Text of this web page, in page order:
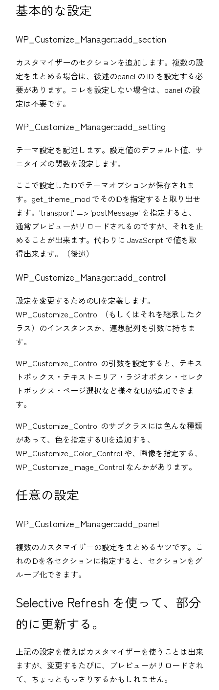
基本的な設定
WP_Customize_Manager::add_section
カスタマイザーのセクションを追加します。複数の設
定をまとめる場合は、後述のpanel の ID を設定する必
要があります。コレを設定しない場合は、panel の設
定は不要です。
WP_Customize_Manager::add_setting
テーマ設定を記述します。設定値のデフォルト値、サ
ニタイズの関数を設定します。
ここで設定したIDでテーマオプションが保存されま
す。get_theme_mod でそのIDを指定すると取り出せ
ます。'transport' => 'postMessage' を指定すると、
通常プレビューがリロードされるのですが、それを止
めることが出来ます。代わりに JavaScript で値を取
得出来ます。（後述）
WP_Customize_Manager::add_controll
設定を変更するためのUIを定義します。
WP_Customize_Control （もしくはそれを継承したク
ラス）のインスタンスか、連想配列を引数に持ちま
す。
WP_Customize_Control の引数を設定すると、テキス
トボックス・テキストエリア・ラジオボタン・セレク
トボックス・ページ選択など様々なUIが追加できま
す。
WP_Customize_Control のサブクラスには色んな種類
があって、色を指定するUIを追加する、
WP_Customize_Color_Control や、画像を指定する、
WP_Customize_Image_Control なんかがあります。
任意の設定
WP_Customize_Manager::add_panel
複数のカスタマイザーの設定をまとめるヤツです。こ
れのIDを各セクションに指定すると、セクションをグ
ループ化できます。
Selective Refresh を使って、部分
的に更新する。
上記の設定を使えばカスタマイザーを使うことは出来
ますが、変更するたびに、プレビューがリロードされ
て、ちょっともっさりするかもしれません。